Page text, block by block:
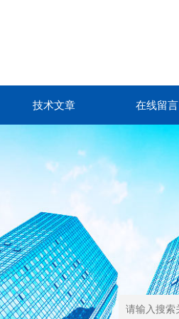
技术文章 在线留言